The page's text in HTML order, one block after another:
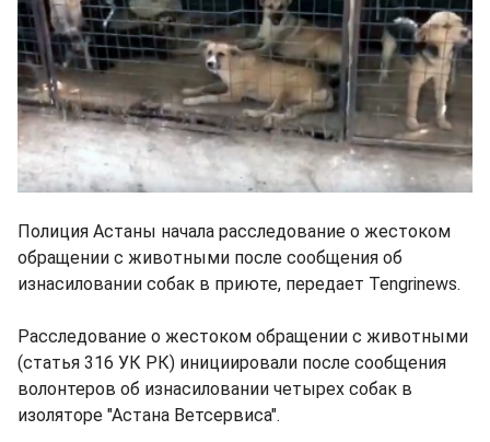
Полиция Астаны начала расследование о жестоком
обращении с животными после сообщения об
изнасиловании собак в приюте, передает Tengrinews.
Расследование о жестоком обращении с животными
(статья 316 УК РК) инициировали после сообщения
волонтеров об изнасиловании четырех собак в
изоляторе "Астана Ветсервиса".